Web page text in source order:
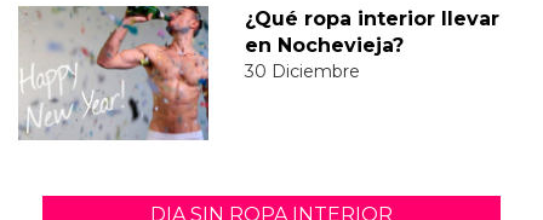
¿Qué ropa interior llevar
en Nochevieja?
30 Diciembre
DIA SIN ROPA INTERIOR